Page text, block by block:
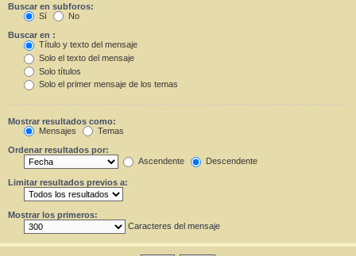
Buscar en subforos:
Sí
No
Buscar en :
Título y texto del mensaje
Solo el texto del mensaje
Solo títulos
Solo el primer mensaje de los temas
Mostrar resultados como:
Mensajes
Temas
Ordenar resultados por:
Ascendente
Descendente
Limitar resultados previos a:
Mostrar los primeros:
Caracteres del mensaje